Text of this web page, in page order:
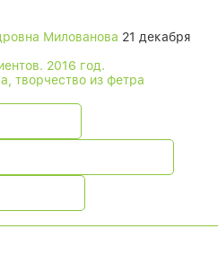
Милованова 21 декабря
2016 год.
творчество из фетра